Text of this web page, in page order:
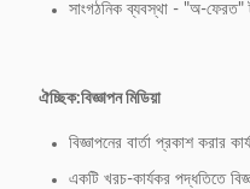
সাংগঠনিক ব্যবস্থা - "অ-ফেরত"
ঐচ্ছিক:বিজ্ঞাপন মিডিয়া
বিজ্ঞাপনের বার্তা প্রকাশ করার
একটি খরচ-কার্যকর পদ্ধতিতে